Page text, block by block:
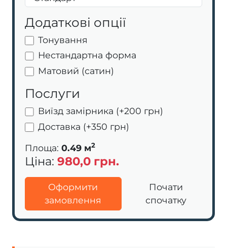
Додаткові опції
Тонування
Нестандартна форма
Матовий (сатин)
Послуги
Виїзд замірника (+200 грн)
Доставка (+350 грн)
Площа: 0.49 м2
Ціна: 980,0 грн.
Оформити
замовлення
Почати
спочатку